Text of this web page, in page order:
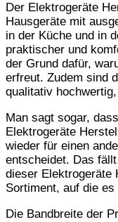
Der Elektrogeräte
Hausgeräte mit
in der Küche und in
praktischer und
der Grund dafür,
erfreut. Zudem sind
qualitativ
Man sagt sogar,
Elektrogeräte
wieder für einen
entscheidet. Das
dieser Elektrogeräte
Sortiment, auf die es
Die Bandbreite der